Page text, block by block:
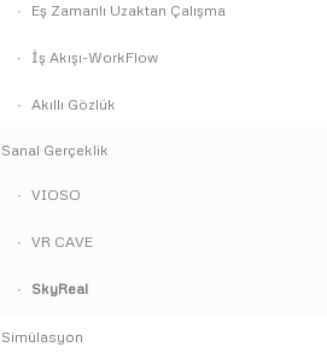
Eş Zamanlı Uzaktan Çalışma
İş Akışı-WorkFlow
Akıllı Gözlük
Sanal Gerçeklik
VIOSO
VR CAVE
SkyReal
Simülasyon